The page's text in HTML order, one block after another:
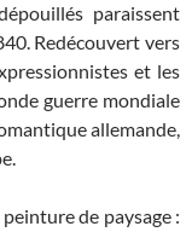
paraissent
Redécouvert vers
et les
guerre mondiale
allemande,
de paysage :